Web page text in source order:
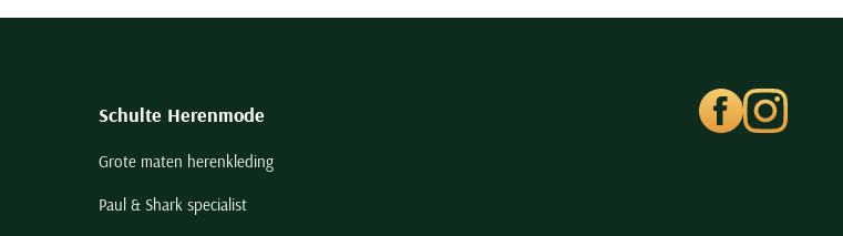
Schulte Herenmode
Grote maten herenkleding
Paul & Shark specialist